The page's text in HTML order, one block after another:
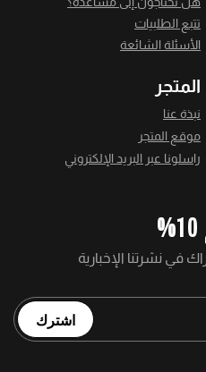
تتبع الطلبيات
الأسئلة الشائعة
المتجر
نبذة عنا
موقع المتجر
راسلونا عبر البريد الإلكتروني
اشترك